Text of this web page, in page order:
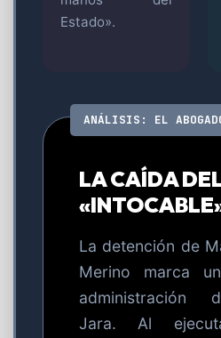
Estado».
ANÁLISIS: EL
LA CAÍDA
La detención de
Merino marca
administración
Jara. Al